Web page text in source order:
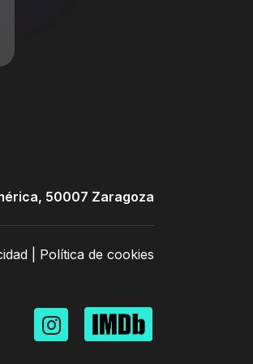
50007 Zaragoza
| Política de cookies